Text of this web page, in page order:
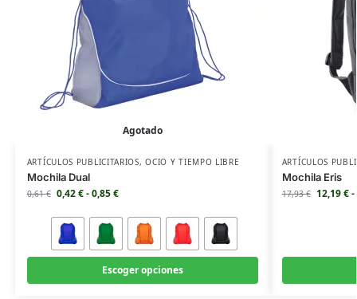
Agotado
ARTÍCULOS PUBLICITARIOS,OCIO Y TIEMPO LIBRE
Mochila Dual
0,61€ 0,42€-0,85€
Escoger opciones
ARTÍCULOS
Mochila Eris
17,93€ 12,19€-